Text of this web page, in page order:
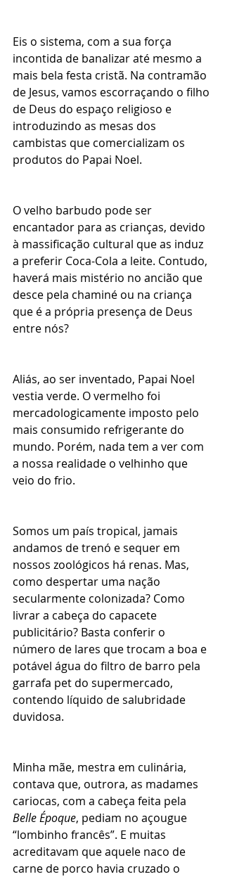
Eis o sistema, com a sua força
incontida de banalizar até mesmo a
mais bela festa cristã. Na contramão
de Jesus, vamos escorraçando o filho
de Deus do espaço religioso e
introduzindo as mesas dos
cambistas que comercializam os
produtos do Papai Noel.
O velho barbudo pode ser
encantador para as crianças, devido
à massificação cultural que as induz
a preferir Coca-Cola a leite. Contudo,
haverá mais mistério no ancião que
desce pela chaminé ou na criança
que é a própria presença de Deus
entre nós?
Aliás, ao ser inventado, Papai Noel
vestia verde. O vermelho foi
mercadologicamente imposto pelo
mais consumido refrigerante do
mundo. Porém, nada tem a ver com
a nossa realidade o velhinho que
veio do frio.
Somos um país tropical, jamais
andamos de trenó e sequer em
nossos zoológicos há renas. Mas,
como despertar uma nação
secularmente colonizada? Como
livrar a cabeça do capacete
publicitário? Basta conferir o
número de lares que trocam a boa e
potável água do filtro de barro pela
garrafa pet do supermercado,
contendo líquido de salubridade
duvidosa.
Minha mãe, mestra em culinária,
contava que, outrora, as madames
cariocas, com a cabeça feita pela
Belle Époque, pediam no açougue
“lombinho francês”. E muitas
acreditavam que aquele naco de
carne de porco havia cruzado o